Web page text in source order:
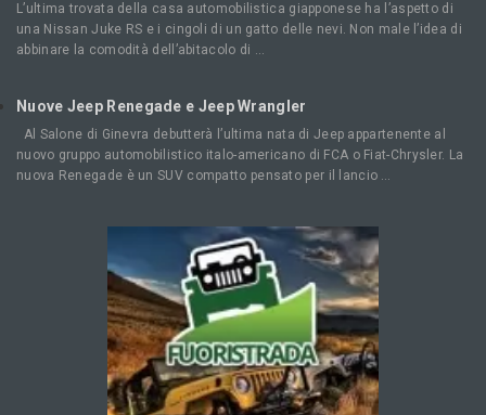
L’ultima trovata della casa automobilistica giapponese ha l’aspetto di
una Nissan Juke RS e i cingoli di un gatto delle nevi. Non male l’idea di
abbinare la comodità dell’abitacolo di …
Nuove Jeep Renegade e Jeep Wrangler
Al Salone di Ginevra debutterà l’ultima nata di Jeep appartenente al
nuovo gruppo automobilistico italo-americano di FCA o Fiat-Chrysler. La
nuova Renegade è un SUV compatto pensato per il lancio …